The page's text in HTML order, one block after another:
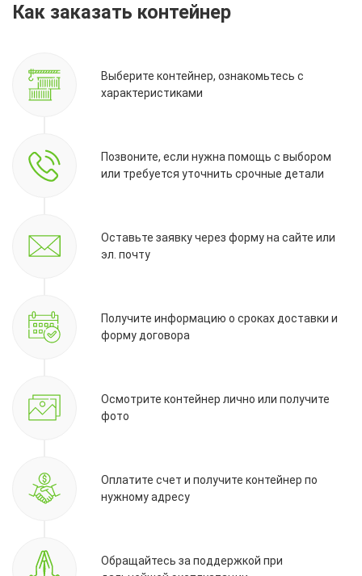
Как заказать контейнер
Выберите контейнер, ознакомьтесь с
характеристиками
Позвоните, если нужна помощь с выбором
или требуется уточнить срочные детали
Оставьте заявку через форму на сайте или
эл. почту
Получите информацию о сроках доставки и
форму договора
Осмотрите контейнер лично или получите
фото
Оплатите счет и получите контейнер по
нужному адресу
Обращайтесь за поддержкой при